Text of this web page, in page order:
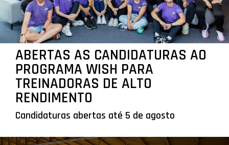
ABERTAS AS CANDIDATURAS AO
PROGRAMA WISH PARA
TREINADORAS DE ALTO
RENDIMENTO
Candidaturas abertas até 5 de agosto